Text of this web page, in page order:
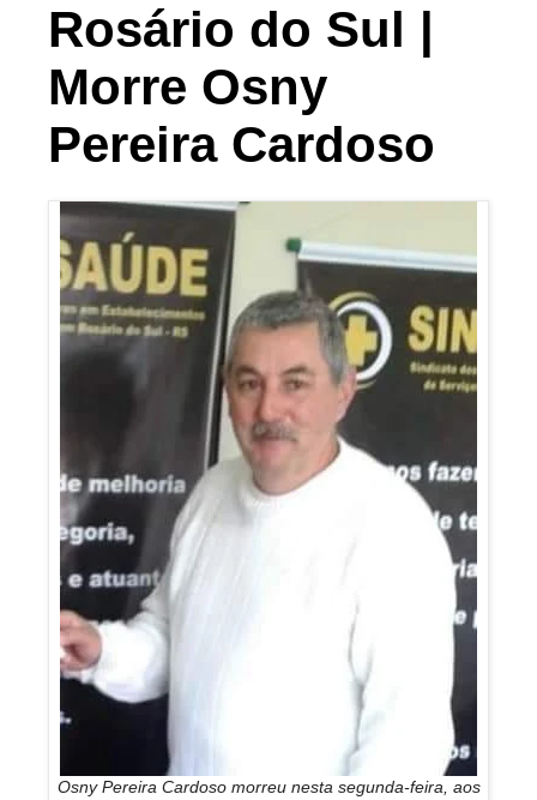
Rosário do Sul |
Morre Osny
Pereira Cardoso
Osny Pereira Cardoso morreu nesta segunda-feira, aos